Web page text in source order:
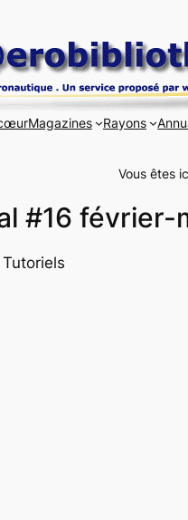
Magazines Rayons
Vous êtes
#16 février-